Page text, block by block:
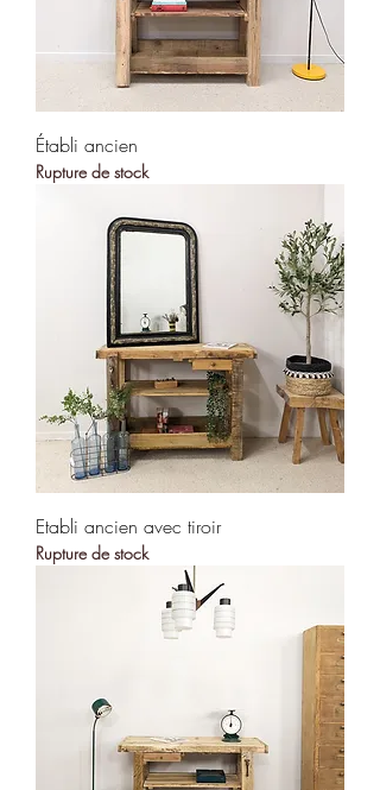
Établi ancien
Rupture de stock
Etabli ancien avec tiroir
Rupture de stock